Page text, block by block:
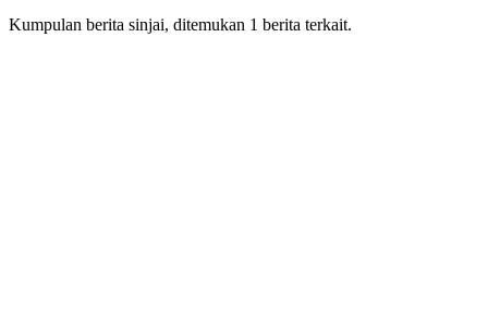
Kumpulan berita sinjai, ditemukan 1 berita terkait.